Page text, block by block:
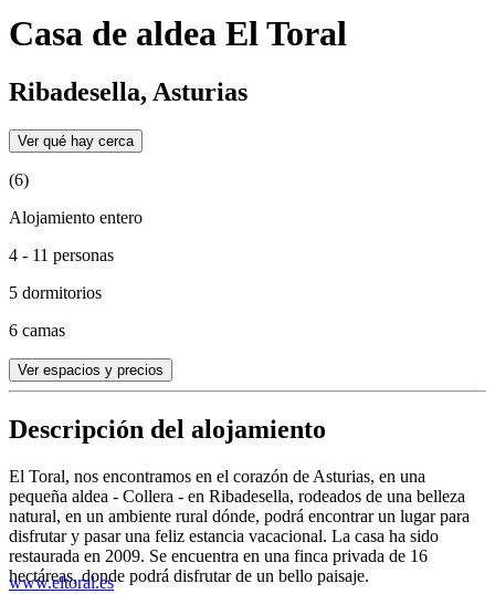
Casa de aldea El Toral
Ribadesella, Asturias
Ver qué hay cerca
(6)
Alojamiento entero
4 - 11 personas
5 dormitorios
6 camas
Ver espacios y precios
Descripción del alojamiento
El Toral, nos encontramos en el corazón de Asturias, en una
pequeña aldea - Collera - en Ribadesella, rodeados de una belleza
natural, en un ambiente rural dónde, podrá encontrar un lugar para
disfrutar y pasar una feliz estancia vacacional. La casa ha sido
restaurada en 2009. Se encuentra en una finca privada de 16
hectáreas, donde podrá disfrutar de un bello paisaje.
www.eltoral.es